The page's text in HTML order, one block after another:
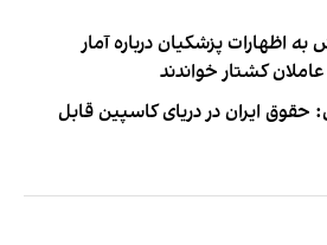
اظهارات پزشکیان درباره آمار
عاملان کشتار خواندند
حقوق ایران در دریای کاسپین قابل